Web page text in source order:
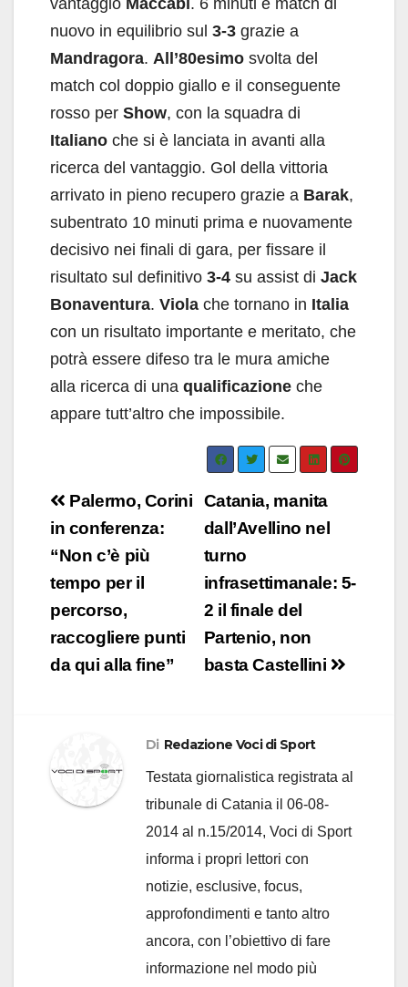
vantaggio Maccabi . 6 minuti e match di
nuovo in equilibrio sul 3-3 grazie a
Mandragora. All’80esimo svolta del
match col doppio giallo e il conseguente
rosso per Show, con la squadra di
Italiano che si è lanciata in avanti alla
ricerca del vantaggio. Gol della vittoria
arrivato in pieno recupero grazie a Barak,
subentrato 10 minuti prima e nuovamente
decisivo nei finali di gara, per fissare il
risultato sul definitivo 3-4 su assist di Jack
Bonaventura. Viola che tornano in Italia
con un risultato importante e meritato, che
potrà essere difeso tra le mura amiche
alla ricerca di una qualificazione che
appare tutt’altro che impossibile.
Navigazione
articoli
Catania, manita
dall’Avellino nel
turno
infrasettimanale: 5-
2 il finale del
Partenio, non
basta Castellini
Palermo, Corini
in conferenza:
“Non c’è più
tempo per il
percorso,
raccogliere punti
da qui alla fine”
Di Redazione Voci di Sport
Testata giornalistica registrata al
tribunale di Catania il 06-08-
2014 al n.15/2014, Voci di Sport
informa i propri lettori con
notizie, esclusive, focus,
approfondimenti e tanto altro
ancora, con l’obiettivo di fare
informazione nel modo più